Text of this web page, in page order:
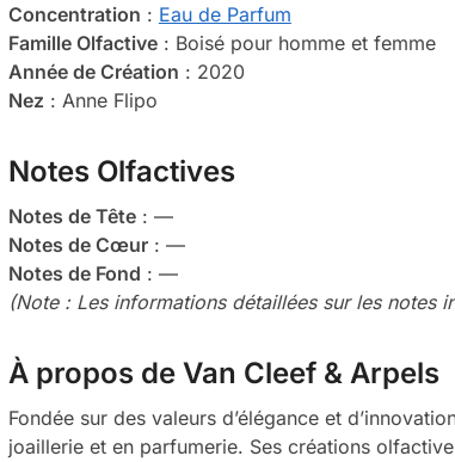
Concentration : Eau de Parfum
Famille Olfactive: Boisé pour homme et femme
Année de Création : 2020
Nez : Anne Flipo
Notes Olfactives
Notes de Tête: —
Notes de Cœur: —
Notes de Fond : —
(Note : Les informations détaillées sur les notes
À propos de Van Cleef & Arpels
Fondée sur des valeurs d’élégance et
joaillerie et en parfumerie. Ses créations